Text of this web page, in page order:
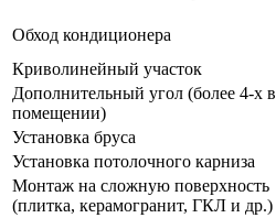
Обход кондиционера
Криволинейный участок
Дополнительный угол (более 4-х в
помещении)
Установка бруса
Установка потолочного карниза
Монтаж на сложную поверхность
(плитка, керамогранит, ГКЛ и др.)